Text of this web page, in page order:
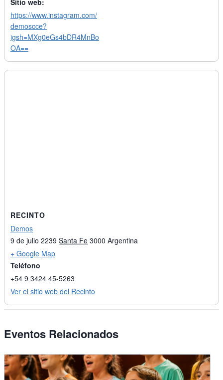
https://www.instagram.com/
demoscce?
igsh=MXg0eGs4bDR4MnBo
OA==
RECINTO
Demos
9 de julio 2239 Santa Fe 3000 Argentina
+ Google Map
Teléfono
+54 9 3424 45-5263
Ver el sitio web del Recinto
Eventos Relacionados